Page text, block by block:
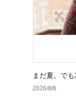
まだ夏。で
2026/8/6